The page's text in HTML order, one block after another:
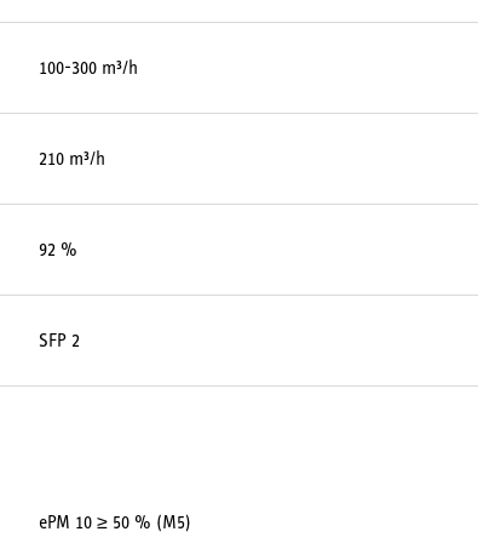
100-300 m³/h
210 m³/h
92 %
SFP 2
ePM 10 ≥ 50 % (M5)